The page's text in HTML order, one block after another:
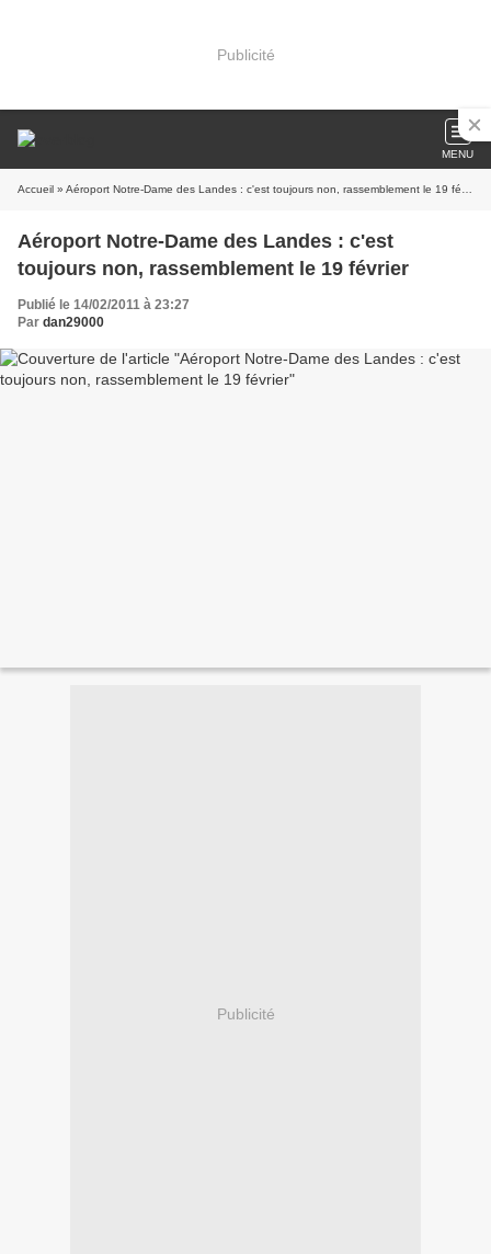
Publicité
MENU
Accueil » Aéroport Notre-Dame des Landes : c'est toujours non, rassemblement le 19 février
Aéroport Notre-Dame des Landes : c'est
toujours non, rassemblement le 19 février
Publié le 14/02/2011 à 23:27
Par dan29000
Publicité